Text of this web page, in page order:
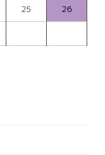
25
26